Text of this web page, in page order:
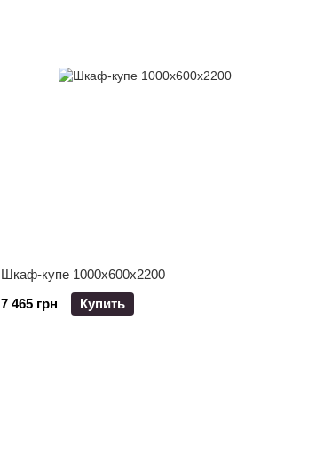
Шкаф-купе 1000x600x2200
7 465 грн
Купить